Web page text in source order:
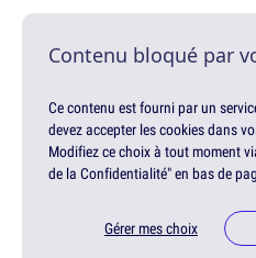
Contenu bloqué par
Ce contenu est fourni par un
devez accepter les cookies dans
Modifiez ce choix à tout moment
de la Confidentialité" en bas de
Gérer mes choix